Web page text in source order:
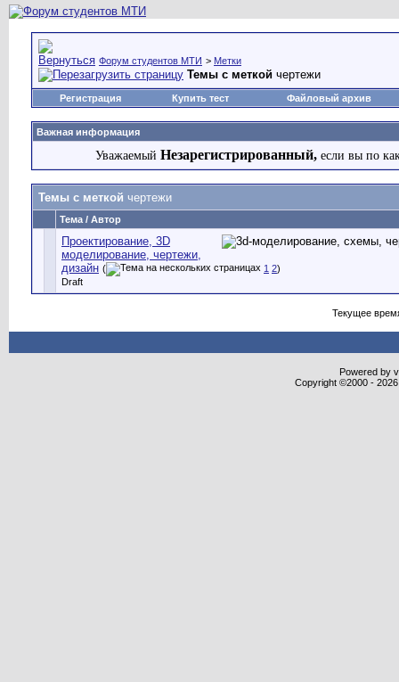
Форум студентов МТИ > Метки
Темы с меткой чертежи
Регистрация Купить тест Файловый архив
Важная информация
Уважаемый Незарегистрированный, если вы по
Темы с меткой чертежи
Тема / Автор
Проектирование, 3D
моделирование, чертежи,
дизайн ( 1 2)
Draft
Текущее
Powered by
Copyright ©2000 -